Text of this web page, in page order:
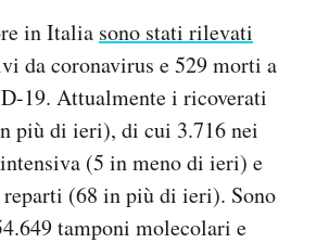
in Italia sono stati rilevati
da coronavirus e 529 morti a
19. Attualmente i ricoverati
più di ieri), di cui 3.716 nei
(5 in meno di ieri) e
(68 in più di ieri). Sono
tamponi molecolari e